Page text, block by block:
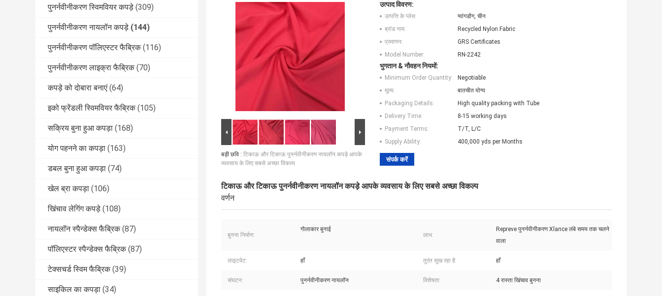
पुनर्नवीनीकरण स्विमवियर कपड़े (309)
पुनर्नवीनीकरण नायलॉन कपड़े (144)
पुनर्नवीनीकरण पॉलिएस्टर फैब्रिक (116)
पुनर्नवीनीकरण लाइक्रा फैब्रिक (70)
कपड़े को दोबारा बनाएं (64)
इको फ्रेंडली स्विमवियर फैब्रिक (105)
सक्रिय बुना हुआ कपड़ा (168)
योग पहनने का कपड़ा (163)
डबल बुना हुआ कपड़ा (74)
खेल ब्रा कपड़ा (106)
खिंचाव लेगिंग कपड़े (108)
नायलॉन स्पैन्डेक्स फैब्रिक (87)
पॉलिएस्टर स्पैन्डेक्स फैब्रिक (87)
टेक्सचर्ड स्विम फैब्रिक (39)
साइकिल का कपड़ा (34)
बड़ी छवि : टिकाऊ और टिकाऊ पुनर्नवीनीकरण नायलॉन कपड़े आपके
व्यवसाय के लिए सबसे अच्छा विकल्प
उत्पाद विवरण:
उत्पत्ति के प्लेस:
ग्वांगडोंग, चीन
ब्रांड नाम:
Recycled Nylon Fabric
प्रमाणन:
GRS Certificates
Model Number:
RN-2242
भुगतान & नौवहन नियमों:
Minimum Order Quantity:
Negotiable
मूल्य:
बातचीत योग्य
Packaging Details:
High quality packing with Tube
Delivery Time:
8-15 working days
Payment Terms:
T/T, L/C
Supply Ability:
400,000 yds per Months
संपर्क करें
टिकाऊ और टिकाऊ पुनर्नवीनीकरण नायलॉन कपड़े आपके व्यवसाय के लिए सबसे अच्छा विकल्प
वर्णन
बुनना निर्माण:
गोलाकार बुनाई
लाभ:
Repreve पुनर्नवीनीकरण Xlance लंबे समय तक चलने
वाला
लाइटवेट: हाँ तुरंत सुख रहा है: हाँ
संघटन: पुनर्नवीनीकरण नायलॉन विशेषता: 4 रास्ता खिंचाव बुनना